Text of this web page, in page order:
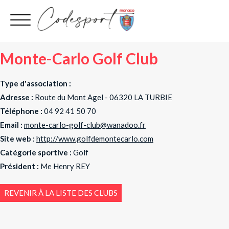
contenu
Monte-Carlo Golf Club
Type d'association :
Adresse : Route du Mont Agel - 06320 LA TURBIE
Téléphone : 04 92 41 50 70
Email : monte-carlo-golf-club@wanadoo.fr
Site web : http://www.golfdemontecarlo.com
Catégorie sportive : Golf
Président : Me Henry REY
REVENIR À LA LISTE DES CLUBS